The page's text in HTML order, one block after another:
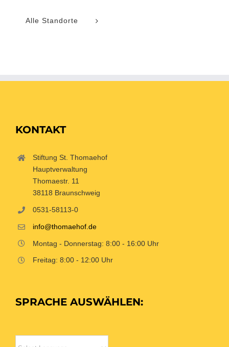
Alle Standorte
KONTAKT
Stiftung St. Thomaehof
Hauptverwaltung
Thomaestr. 11
38118 Braunschweig
0531-58113-0
info@thomaehof.de
Montag - Donnerstag: 8:00 - 16:00 Uhr
Freitag: 8:00 - 12:00 Uhr
SPRACHE AUSWÄHLEN: